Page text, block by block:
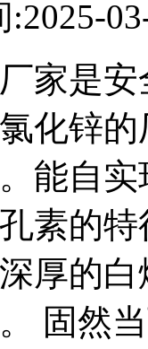
家是
化锌
能自
素的
厚的
固然